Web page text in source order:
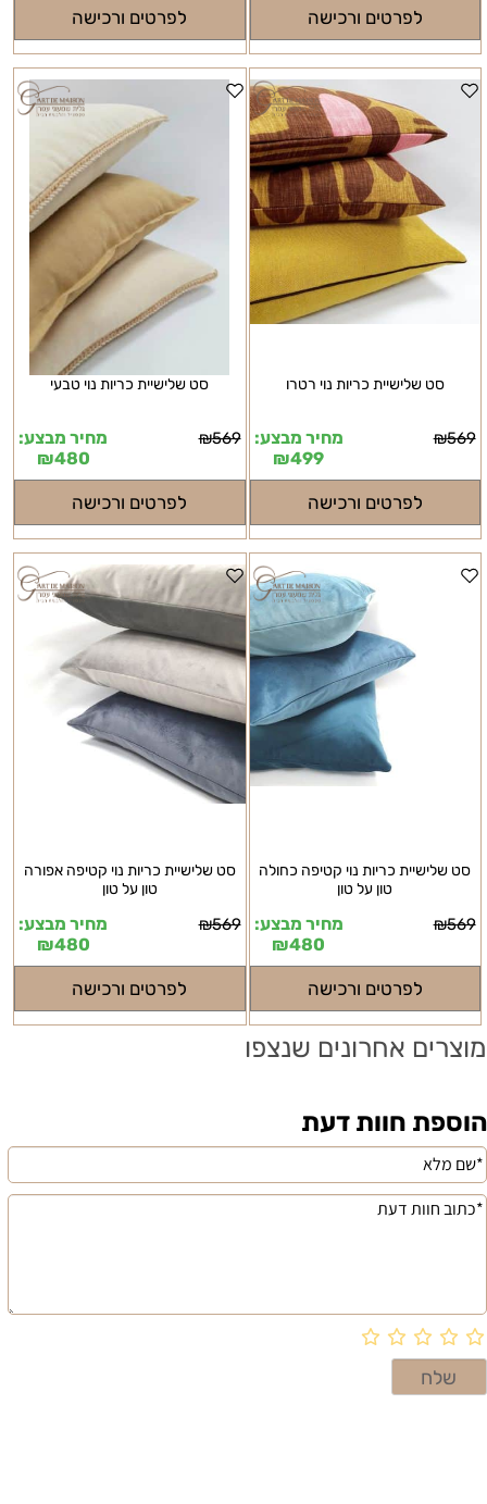
לפרטים ורכישה לפרטים ורכישה
סט שלישיית כריות נוי רטרו
₪569
מחיר מבצע:
₪499
לפרטים ורכישה
סט שלישיית כריות נוי טבעי
₪569
מחיר מבצע:
₪480
לפרטים ורכישה
סט שלישיית כריות נוי קטיפה כחולה
טון על טון
₪569
מחיר מבצע:
₪480
לפרטים ורכישה
סט שלישיית כריות נוי קטיפה אפורה
טון על טון
₪569
מחיר מבצע:
₪480
לפרטים ורכישה
מוצרים אחרונים שנצפו
הוספת חוות דעת